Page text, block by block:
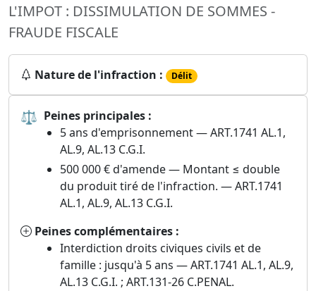
L'IMPOT : DISSIMULATION DE SOMMES -
FRAUDE FISCALE
Nature de l'infraction : Délit
⚖ Peines principales :
5 ans d'emprisonnement — ART.1741 AL.1,
AL.9, AL.13 C.G.I.
500 000 € d'amende — Montant ≤ double
du produit tiré de l'infraction. — ART.1741
AL.1, AL.9, AL.13 C.G.I.
Peines complémentaires :
Interdiction droits civiques civils et de
famille : jusqu'à 5 ans — ART.1741 AL.1, AL.9,
AL.13 C.G.I. ; ART.131-26 C.PENAL.